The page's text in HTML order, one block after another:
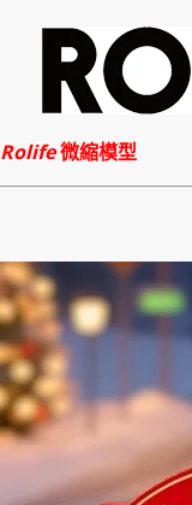
Rolife微縮模型